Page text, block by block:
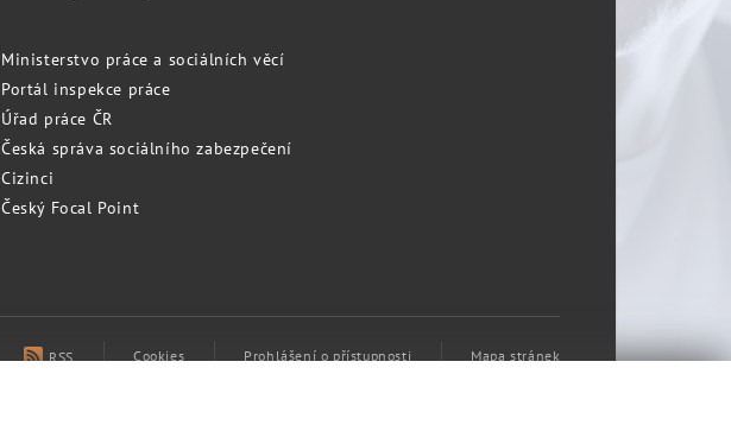
Ministerstvo práce a sociálních věcí
Portál inspekce práce
Úřad práce ČR
Česká správa sociálního zabezpečení
Cizinci
Český Focal Point
RSS Cookies Prohlášení o přístupnosti Mapa stránek